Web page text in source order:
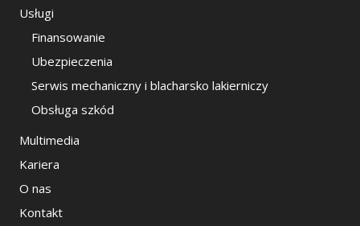
Usługi
Finansowanie
Ubezpieczenia
Serwis mechaniczny i blacharsko lakierniczy
Obsługa szkód
Multimedia
Kariera
O nas
Kontakt